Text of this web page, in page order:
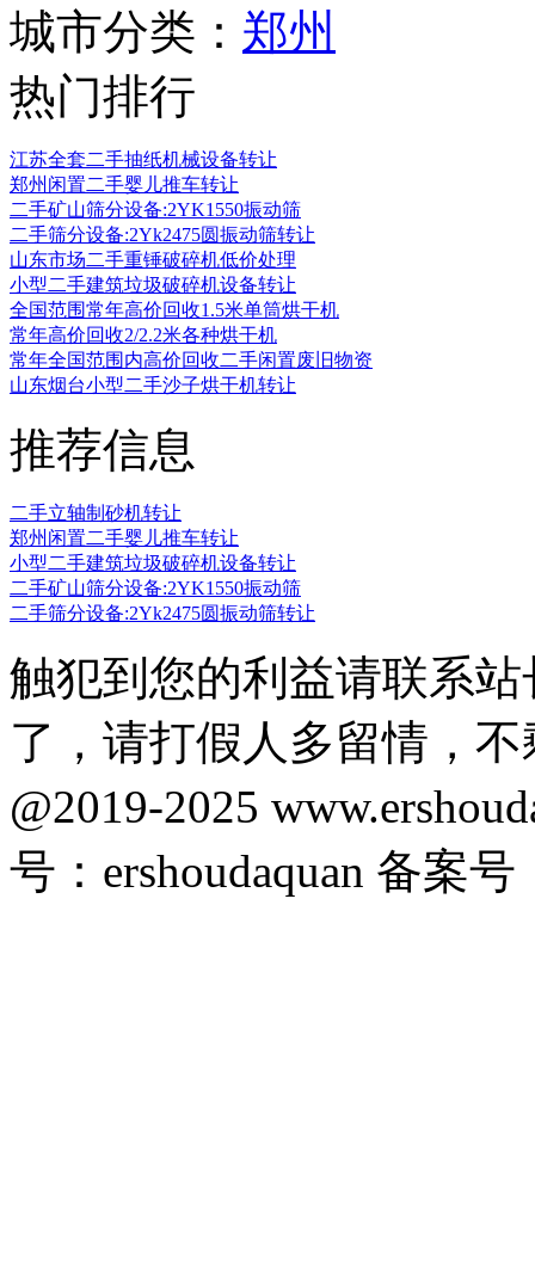
城市分类： 郑州
热门排行
江苏全套二手抽纸机械设备转让
郑州闲置二手婴儿推车转让
二手矿山筛分设备:2YK1550振动筛
二手筛分设备:2Yk2475圆振动筛转让
山东市场二手重锤破碎机低价处理
小型二手建筑垃圾破碎机设备转让
全国范围常年高价回收1.5米单筒烘干机
常年高价回收2/2.2米各种烘干机
常年全国范围内高价回收二手闲置废旧物资
山东烟台小型二手沙子烘干机转让
推荐信息
二手立轴制砂机转让
郑州闲置二手婴儿推车转让
小型二手建筑垃圾破碎机设备转让
二手矿山筛分设备:2YK1550振动筛
二手筛分设备:2Yk2475圆振动筛转让
触犯到您的利益请联系
了，请打假人多留情，
@2019-2025
号：ershoudaquan 备案